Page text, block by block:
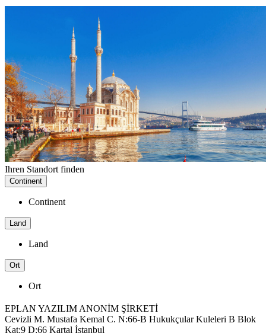
Ihren Standort finden
Continent
Continent
Land
Land
Ort
Ort
EPLAN YAZILIM ANONİM ŞİRKETİ
Cevizli M. Mustafa Kemal C. N:66-B Hukukçular Kuleleri B Blok
Kat:9 D:66 Kartal İstanbul